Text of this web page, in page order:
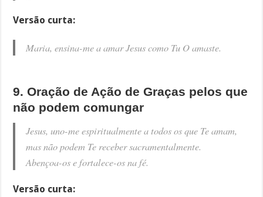
Versão curta:
Maria, ensina-me a amar Jesus como Tu O amaste.
9. Oração de Ação de Graças pelos que
não podem comungar
Jesus, uno-me espiritualmente a todos os que Te amam,
mas não podem Te receber sacramentalmente.
Abençoa-os e fortalece-os na fé.
Versão curta: